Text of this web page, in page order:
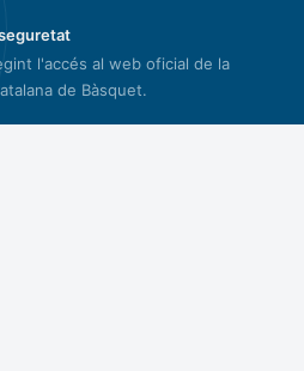
l'accés al web oficial de la
de Bàsquet.